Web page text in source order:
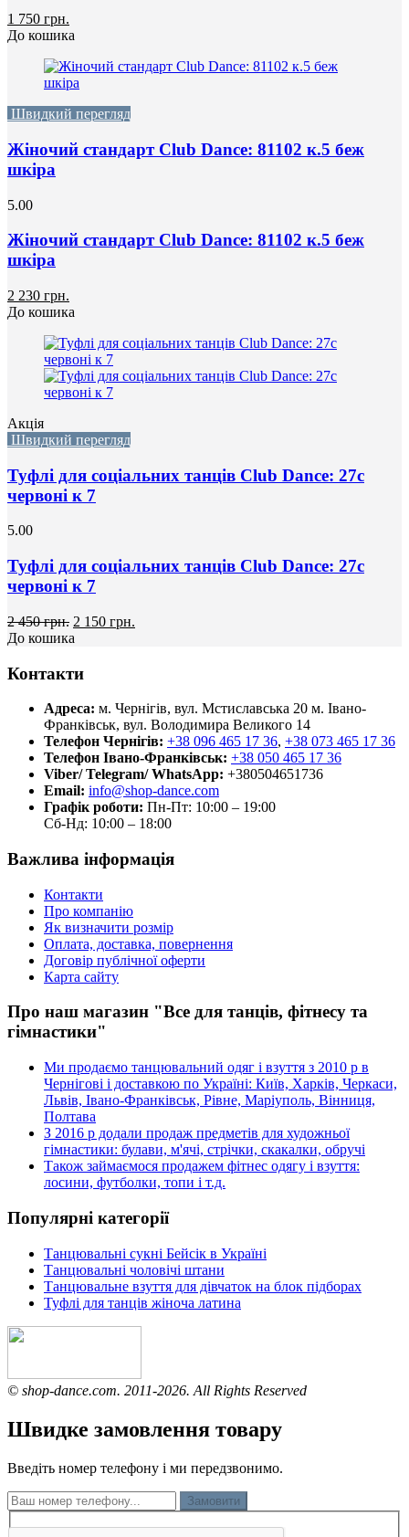
1 750 грн.
До кошика
Швидкий перегляд
Жіночий стандарт Club Dance: 81102 к.5 беж
шкіра
5.00
Жіночий стандарт Club Dance: 81102 к.5 беж
шкіра
2 230 грн.
До кошика
Акція
Швидкий перегляд
Туфлі для соціальних танців Club Dance: 27с
червоні к 7
5.00
Туфлі для соціальних танців Club Dance: 27с
червоні к 7
2 450 грн. 2 150 грн.
До кошика
Контакти
Адреса: м. Чернігів, вул. Мстиславська 20 м. Івано-
Франківськ, вул. Володимира Великого 14
Телефон Чернігів: +38 096 465 17 36, +38 073 465 17 36
Телефон Івано-Франківськ: +38 050 465 17 36
Viber/ Telegram/ WhatsApp: +380504651736
Email: info@shop-dance.com
Графік роботи: Пн-Пт: 10:00 – 19:00
Сб-Нд: 10:00 – 18:00
Важлива інформація
Контакти
Про компанію
Як визначити розмір
Оплата, доставка, повернення
Договір публічної оферти
Карта сайту
Про наш магазин "Все для танців, фітнесу та
гімнастики"
Ми продаємо танцювальний одяг і взуття з 2010 р в
Чернігові і доставкою по Україні: Київ, Харків, Черкаси,
Львів, Івано-Франківськ, Рівне, Маріуполь, Вінниця,
Полтава
З 2016 р додали продаж предметів для художньої
гімнастики: булави, м'ячі, стрічки, скакалки, обручі
Також займаємося продажем фітнес одягу і взуття:
лосини, футболки, топи і т.д.
Популярні категорії
Танцювальні сукні Бейсік в Україні
Танцювальні чоловічі штани
Танцювальне взуття для дівчаток на блок підборах
Туфлі для танців жіноча латина
© shop-dance.com. 2011-2026. All Rights Reserved
Швидке замовлення товару
Введіть номер телефону і ми передзвонимо.
Замовити